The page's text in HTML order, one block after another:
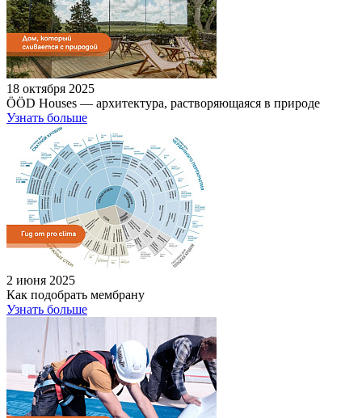
18 октября 2025
ÖÖD Houses — архитектура, растворяющаяся в природе
Узнать больше
2 июня 2025
Как подобрать мембрану
Узнать больше